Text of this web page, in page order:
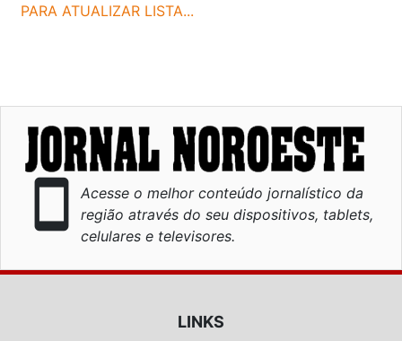
PARA ATUALIZAR LISTA...
smartphone
Acesse o melhor conteúdo jornalístico da
região através do seu dispositivos, tablets,
celulares e televisores.
LINKS